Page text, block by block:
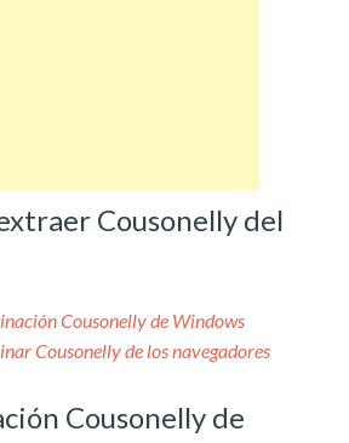
Cousonelly del
Cousonelly de Windows
Cousonelly de los navegadores
Cousonelly de